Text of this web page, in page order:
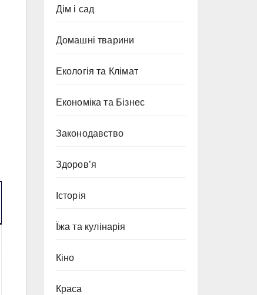
Дім і сад
Домашні тварини
Екологія та Клімат
Економіка та Бізнес
Законодавство
Здоров’я
Історія
Їжа та кулінарія
Кіно
Краса